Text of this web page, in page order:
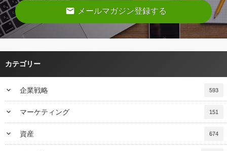
email メールマガジン登録する
カテゴリー
keyboard_arrow_down 企業戦略 593
keyboard_arrow_down マーケティング 151
keyboard_arrow_down 資産 674